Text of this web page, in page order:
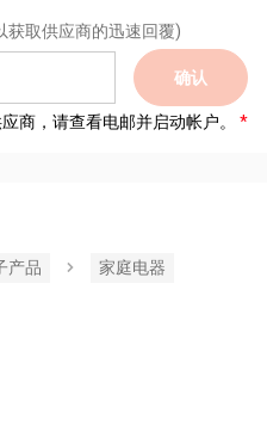
获取供应商的迅速回覆)
确认
商，请查看电邮并启动帐户。
产品 家庭电器